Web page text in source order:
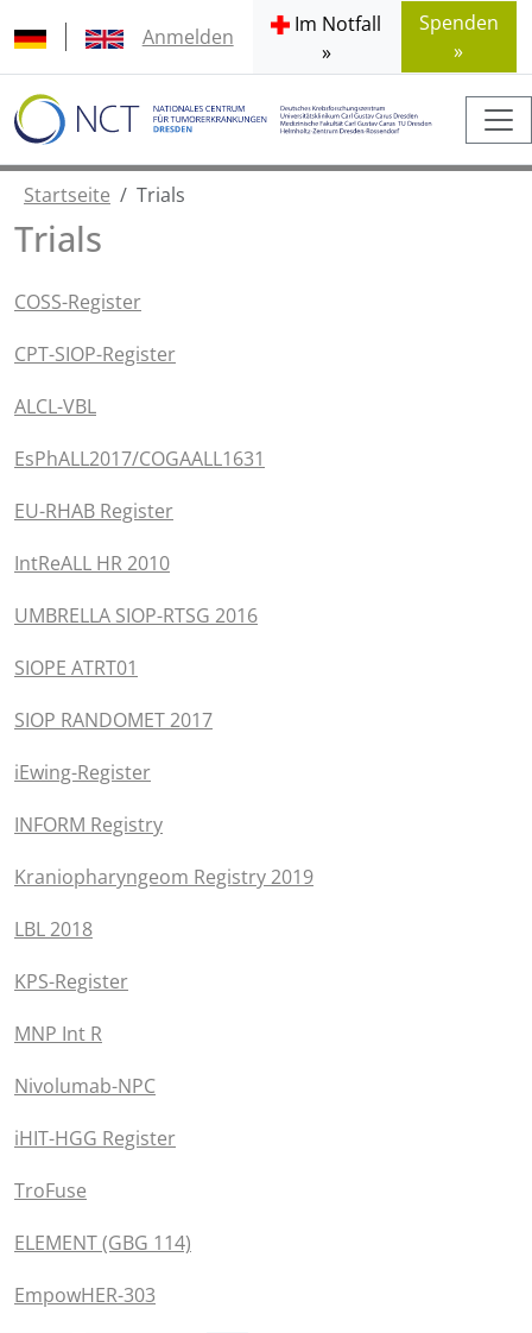
Anmelden
Im Notfall
»
Spenden
»
Startseite Trials
Trials
COSS-Register
CPT-SIOP-Register
ALCL-VBL
EsPhALL2017/COGAALL1631
EU-RHAB Register
IntReALL HR 2010
UMBRELLA SIOP-RTSG 2016
SIOPE ATRT01
SIOP RANDOMET 2017
iEwing-Register
INFORM Registry
Kraniopharyngeom Registry 2019
LBL 2018
KPS-Register
MNP Int R
Nivolumab-NPC
iHIT-HGG Register
TroFuse
ELEMENT (GBG 114)
EmpowHER-303